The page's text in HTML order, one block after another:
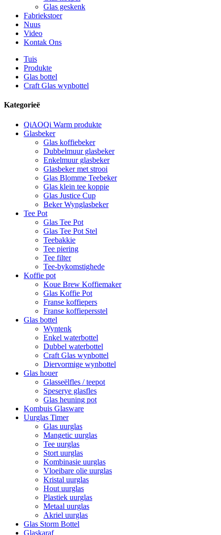
Glas geskenk
Fabriekstoer
Nuus
Video
Kontak Ons
Tuis
Produkte
Glas bottel
Craft Glas wynbottel
Kategorieë
QiAOQi Warm produkte
Glasbeker
Glas koffiebeker
Dubbelmuur glasbeker
Enkelmuur glasbeker
Glasbeker met strooi
Glas Blomme Teebeker
Glas klein tee koppie
Glas Justice Cup
Beker Wynglasbeker
Tee Pot
Glas Tee Pot
Glas Tee Pot Stel
Teebakkie
Tee piering
Tee filter
Tee-bykomstighede
Koffie pot
Koue Brew Koffiemaker
Glas Koffie Pot
Franse koffiepers
Franse koffiepersstel
Glas bottel
Wyntenk
Enkel waterbottel
Dubbel waterbottel
Craft Glas wynbottel
Diervormige wynbottel
Glas houer
Glasseëlfles / teepot
Speserye glasfles
Glas heuning pot
Kombuis Glasware
Uurglas Timer
Glas uurglas
Mangetic uurglas
Tee uurglas
Stort uurglas
Kombinasie uurglas
Vloeibare olie uurglas
Kristal uurglas
Hout uurglas
Plastiek uurglas
Metaal uurglas
Akriel uurglas
Glas Storm Bottel
Glaskaraf